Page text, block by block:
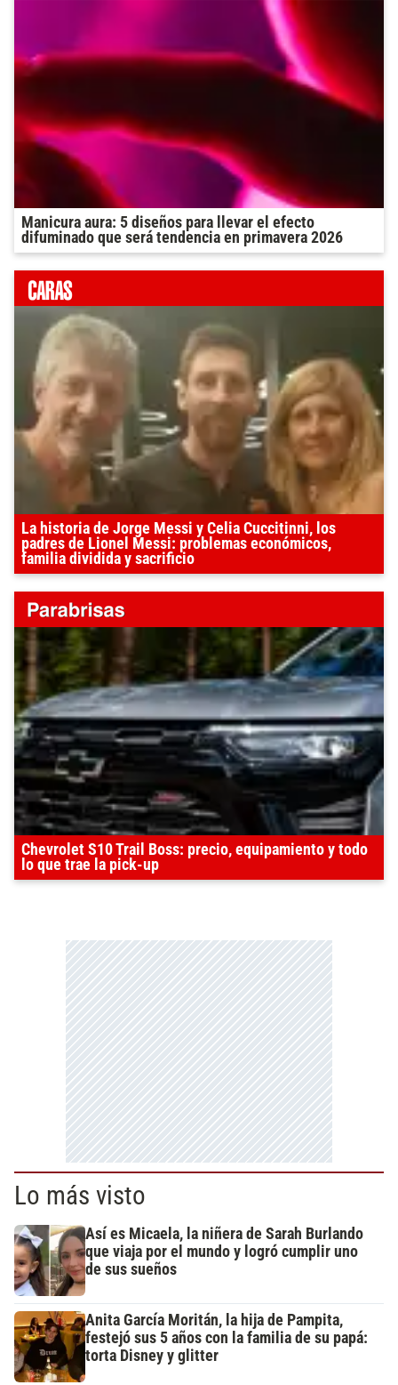
Manicura aura: 5 diseños para llevar el efecto
difuminado que será tendencia en primavera 2026
La historia de Jorge Messi y Celia Cuccitinni, los
padres de Lionel Messi: problemas económicos,
familia dividida y sacrificio
Chevrolet S10 Trail Boss: precio, equipamiento y todo
lo que trae la pick-up
Lo más visto
Así es Micaela, la niñera de Sarah Burlando
que viaja por el mundo y logró cumplir uno
de sus sueños
Anita García Moritán, la hija de Pampita,
festejó sus 5 años con la familia de su papá:
torta Disney y glitter